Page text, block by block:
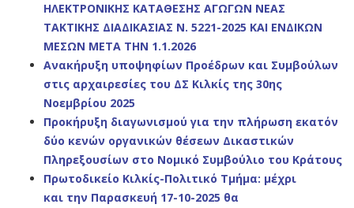
ΗΛΕΚΤΡΟΝΙΚΗΣ ΚΑΤΑΘΕΣΗΣ ΑΓΩΓΩΝ ΝΕΑΣ
ΤΑΚΤΙΚΗΣ ΔΙΑΔΙΚΑΣΙΑΣ Ν. 5221-2025 ΚΑΙ ΕΝΔΙΚΩΝ
ΜΕΣΩΝ ΜΕΤΑ ΤΗΝ 1.1.2026
Ανακήρυξη υποψηφίων Προέδρων και Συμβούλων
στις αρχαιρεσίες του ΔΣ Κιλκίς της 30ης
Νοεμβρίου 2025
Προκήρυξη διαγωνισμού για την πλήρωση εκατόν
δύο κενών οργανικών θέσεων Δικαστικών
Πληρεξουσίων στο Νομικό Συμβούλιο του Κράτους
Πρωτοδικείο Κιλκίς-Πολιτικό Τμήμα: μέχρι
και την Παρασκευή 17-10-2025 θα